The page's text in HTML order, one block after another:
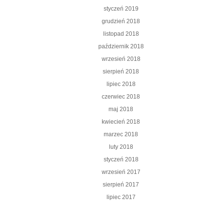
styczeń 2019
grudzień 2018
listopad 2018
październik 2018
wrzesień 2018
sierpień 2018
lipiec 2018
czerwiec 2018
maj 2018
kwiecień 2018
marzec 2018
luty 2018
styczeń 2018
wrzesień 2017
sierpień 2017
lipiec 2017